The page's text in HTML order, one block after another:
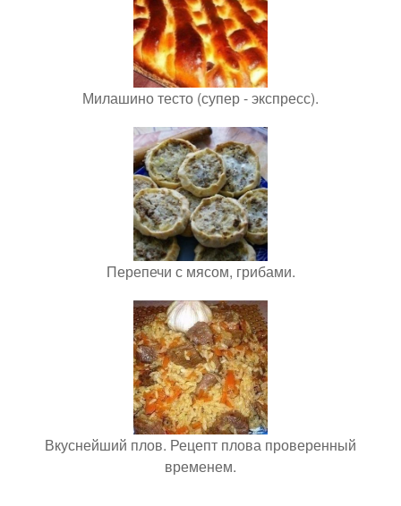
Милашино тесто (супер - экспресс).
Перепечи с мясом, грибами.
Вкуснейший плов. Рецепт плова проверенный
временем.